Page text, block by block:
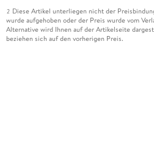
2 Diese Artikel unterliegen nicht der
wurde aufgehoben oder der Preis wurde vom
Alternative wird Ihnen auf der Artikelseite
beziehen sich auf den vorherigen Preis.